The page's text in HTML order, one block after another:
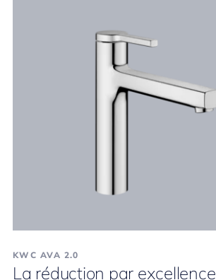
KWC AVA 2.0
La réduction par excellence